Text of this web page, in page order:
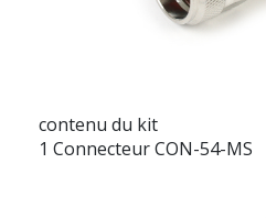
contenu du kit
1 Connecteur CON-54-MS